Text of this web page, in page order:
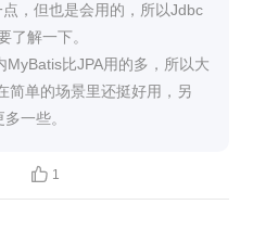
，但也是会用的，所以Jdbc
了解一下。
比JPA用的多，所以大
简单的场景里还挺好用，另
一些。
 1